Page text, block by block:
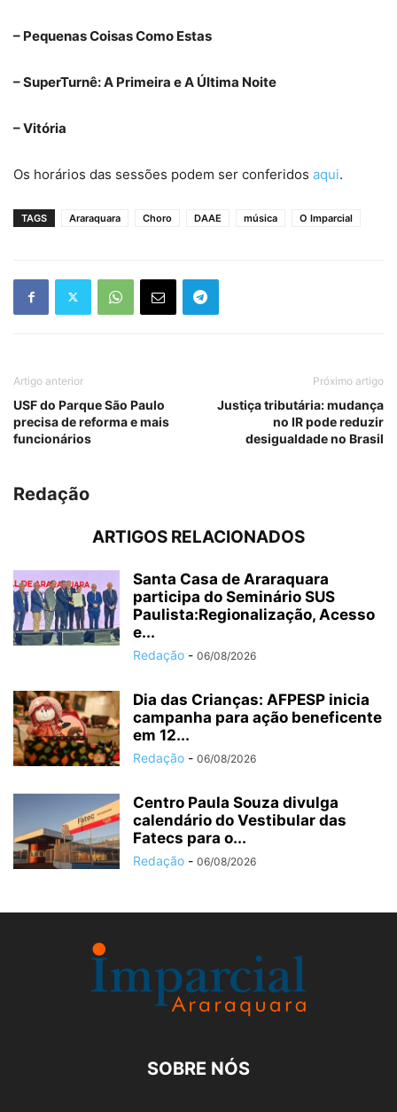
– Pequenas Coisas Como Estas
– SuperTurnê: A Primeira e A Última Noite
– Vitória
Os horários das sessões podem ser conferidos aqui.
TAGS Araraquara Choro DAAE música O Imparcial
Artigo anterior
USF do Parque São Paulo
precisa de reforma e mais
funcionários
Próximo artigo
Justiça tributária: mudança
no IR pode reduzir
desigualdade no Brasil
Redação
ARTIGOS RELACIONADOS
Santa Casa de Araraquara
participa do Seminário SUS
Paulista:Regionalização, Acesso
e...
Redação - 06/08/2026
Dia das Crianças: AFPESP inicia
campanha para ação beneficente
em 12...
Redação - 06/08/2026
Centro Paula Souza divulga
calendário do Vestibular das
Fatecs para o...
Redação - 06/08/2026
SOBRE NÓS